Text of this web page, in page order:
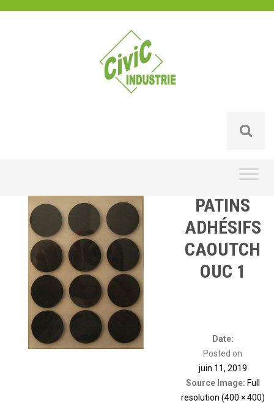
content
PATINS
ADHÉSIFS
CAOUTCH
OUC 1
Date:
Posted on
juin 11, 2019
Source Image: Full
resolution (400 × 400)